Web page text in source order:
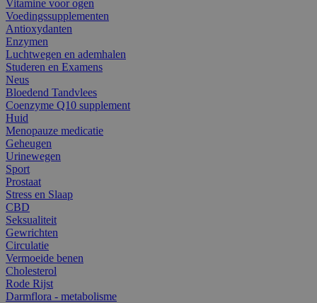
Vitamine voor ogen
Voedingssupplementen
Antioxydanten
Enzymen
Luchtwegen en ademhalen
Studeren en Examens
Neus
Bloedend Tandvlees
Coenzyme Q10 supplement
Huid
Menopauze medicatie
Geheugen
Urinewegen
Sport
Prostaat
Stress en Slaap
CBD
Seksualiteit
Gewrichten
Circulatie
Vermoeide benen
Cholesterol
Rode Rijst
Darmflora - metabolisme